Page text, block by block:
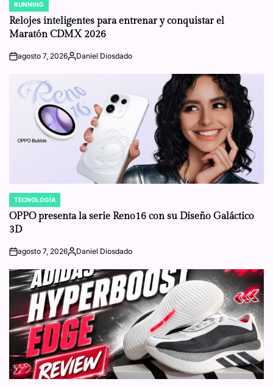
POSTED
IN
RUNNING
Relojes inteligentes para entrenar y conquistar el
Maratón CDMX 2026
onagosto 7, 2026Posted
Daniel Diosdado
POSTED
IN
TECNOLOGÍA
OPPO presenta la serie Reno16 con su Diseño Galáctico
3D
onagosto 7, 2026Posted
Daniel Diosdado